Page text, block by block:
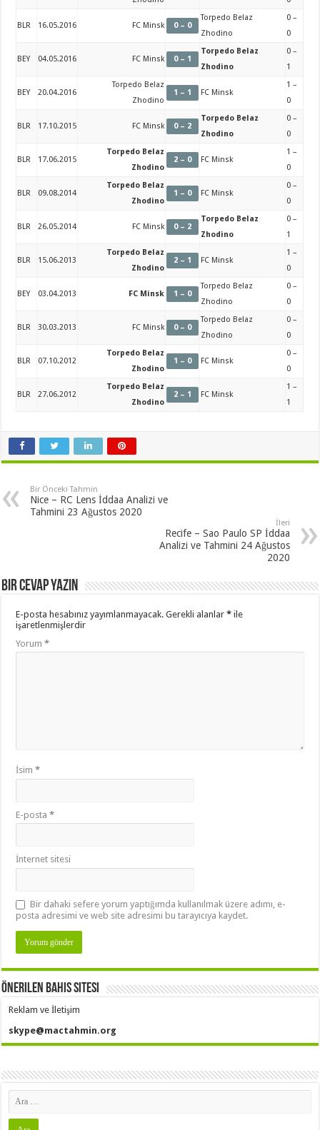
BLR 16.05.2016 FC Minsk 0 – 0
Torpedo Belaz
Zhodino
0 –
0
BEY 04.05.2016 FC Minsk 0 – 1
Torpedo Belaz
Zhodino
0 –
1
BEY 20.04.2016
Torpedo Belaz
Zhodino
1 – 1 FC Minsk
1 –
0
BLR 17.10.2015 FC Minsk 0 – 2
Torpedo Belaz
Zhodino
0 –
0
BLR 17.06.2015
Torpedo Belaz
Zhodino
2 – 0 FC Minsk
1 –
0
BLR 09.08.2014
Torpedo Belaz
Zhodino
1 – 0 FC Minsk
0 –
0
BLR 26.05.2014 FC Minsk 0 – 2
Torpedo Belaz
Zhodino
0 –
1
BLR 15.06.2013
Torpedo Belaz
Zhodino
2 – 1 FC Minsk
1 –
0
BEY 03.04.2013 FC Minsk 1 – 0
Torpedo Belaz
Zhodino
0 –
0
BLR 30.03.2013 FC Minsk 0 – 0
Torpedo Belaz
Zhodino
0 –
0
BLR 07.10.2012
Torpedo Belaz
Zhodino
1 – 0 FC Minsk
0 –
0
BLR 27.06.2012
Torpedo Belaz
Zhodino
2 – 1 FC Minsk
1 –
1
Bir Önceki Tahmin
Nice – RC Lens İddaa Analizi ve
Tahmini 23 Ağustos 2020
İleri
Recife – Sao Paulo SP İddaa
Analizi ve Tahmini 24 Ağustos
2020
Bir cevap yazın
E-posta hesabınız yayımlanmayacak. Gerekli alanlar* ile
işaretlenmişlerdir
Yorum*
İsim*
E-posta*
İnternet sitesi
Bir dahaki sefere yorum yaptığımda kullanılmak üzere adımı, e-
posta adresimi ve web site adresimi bu tarayıcıya kaydet.
Önerilen Bahis Sitesi
Reklam ve İletişim
skype@mactahmin.org